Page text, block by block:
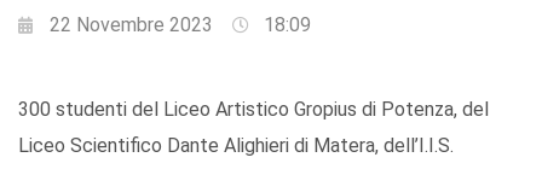
22 Novembre 2023 18:09
300 studenti del Liceo Artistico Gropius di Potenza, del
Liceo Scientifico Dante Alighieri di Matera, dell’I.I.S.